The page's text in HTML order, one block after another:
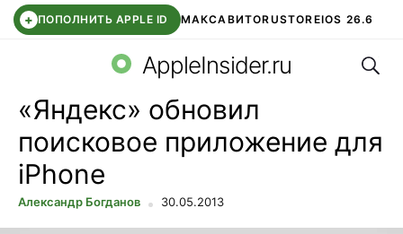
+ ПОПОЛНИТЬ APPLE ID МАКСАВИТОRUSTOREIOS 26.6
СБЕР КИДС ВТБ ОНЛАЙН ЧАТ В ROBLOX
AppleInsider.ru
«Яндекс» обновил
поисковое приложение для
iPhone
Александр Богданов 30.05.2013